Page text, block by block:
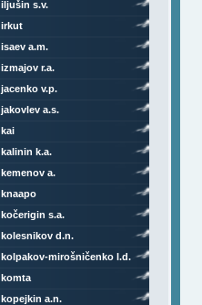
iljušin s.v.
irkut
isaev a.m.
izmajov r.a.
jacenko v.p.
jakovlev a.s.
kai
kalinin k.a.
kemenov a.
knaapo
kočerigin s.a.
kolesnikov d.n.
kolpakov-mirošničenko l.d.
komta
kopejkin a.n.